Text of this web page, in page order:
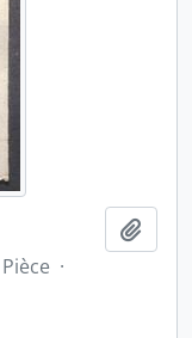
Pièce ·